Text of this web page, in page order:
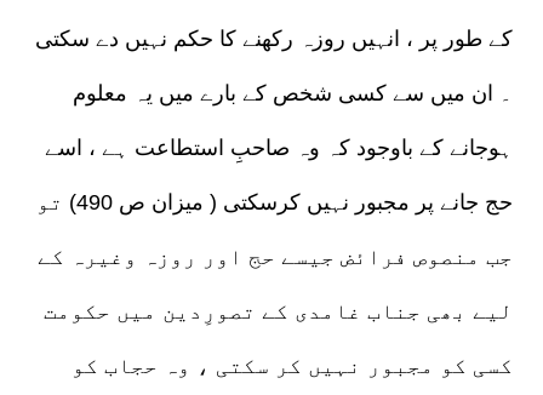
کے طور پر ، انہیں روزہ رکھنے کا حکم نہیں دے سکتی
۔ ان میں سے کسی شخص کے بارے میں یہ معلوم
ہوجانے کے باوجود کہ وہ صاحبِ استطاعت ہے ، اسے
حج جانے پر مجبور نہیں کرسکتی ( میزان ص 490) تو
جب منصوص فرائض جیسے حج اور روزہ وغیرہ کے
لیے بھی جناب غامدی کے تصورِدین میں حکومت
کسی کو مجبور نہیں کر سکتی ، وہ حجاب کو